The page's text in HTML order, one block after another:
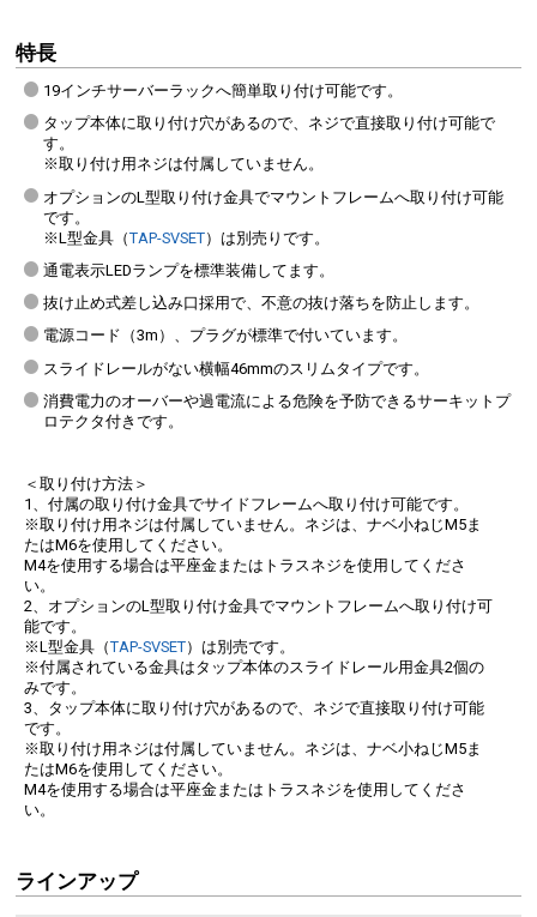
特長
19インチサーバーラックへ簡単取り付け可能です。
タップ本体に取り付け穴があるので、ネジで直接取り付け可能で
す。
※取り付け用ネジは付属していません。
オプションのL型取り付け金具でマウントフレームへ取り付け可能
です。
※L型金具（TAP-SVSET）は別売りです。
通電表示LEDランプを標準装備してます。
抜け止め式差し込み口採用で、不意の抜け落ちを防止します。
電源コード（3m）、プラグが標準で付いています。
スライドレールがない横幅46mmのスリムタイプです。
消費電力のオーバーや過電流による危険を予防できるサーキットプ
ロテクタ付きです。
＜取り付け方法＞
1、付属の取り付け金具でサイドフレームへ取り付け可能です。
※取り付け用ネジは付属していません。ネジは、ナベ小ねじM5ま
たはM6を使用してください。
M4を使用する場合は平座金またはトラスネジを使用してくださ
い。
2、オプションのL型取り付け金具でマウントフレームへ取り付け可
能です。
※L型金具（TAP-SVSET）は別売です。
※付属されている金具はタップ本体のスライドレール用金具2個の
みです。
3、タップ本体に取り付け穴があるので、ネジで直接取り付け可能
です。
※取り付け用ネジは付属していません。ネジは、ナベ小ねじM5ま
たはM6を使用してください。
M4を使用する場合は平座金またはトラスネジを使用してくださ
い。
ラインアップ